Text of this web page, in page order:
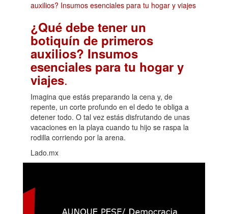
¿Qué debe tener un
botiquín de primeros
auxilios? Insumos
esenciales para tu hogar y
viajes.
Imagina que estás preparando la cena y, de
repente, un corte profundo en el dedo te obliga a
detener todo. O tal vez estás disfrutando de unas
vacaciones en la playa cuando tu hijo se raspa la
rodilla corriendo por la arena.
Lado.mx